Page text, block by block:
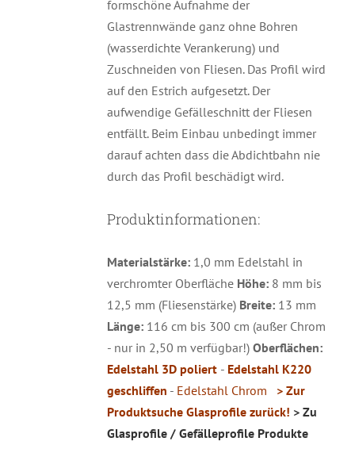
formschöne Aufnahme der
Glastrennwände ganz ohne Bohren
(wasserdichte Verankerung) und
Zuschneiden von Fliesen. Das Profil wird
auf den Estrich aufgesetzt. Der
aufwendige Gefälleschnitt der Fliesen
entfällt. Beim Einbau unbedingt immer
darauf achten dass die Abdichtbahn nie
durch das Profil beschädigt wird.
Produktinformationen:
Materialstärke:1,0 mm Edelstahl in
verchromter Oberfläche Höhe:8 mm bis
12,5 mm (Fliesenstärke) Breite:13 mm
Länge:116 cm bis 300 cm (außer Chrom
- nur in 2,50 m verfügbar!) Oberflächen:
Edelstahl 3D poliert - Edelstahl K220
geschliffen - Edelstahl Chrom
> Zur
Produktsuche Glasprofile zurück! > Zu
Glasprofile / Gefälleprofile Produkte